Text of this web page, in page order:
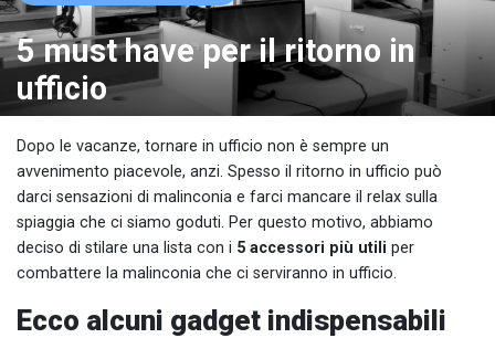
5 must have per il ritorno in
ufficio
Dopo le vacanze, tornare in ufficio non è sempre un
avvenimento piacevole, anzi. Spesso il ritorno in ufficio può
darci sensazioni di malinconia e farci mancare il relax sulla
spiaggia che ci siamo goduti. Per questo motivo, abbiamo
deciso di stilare una lista con i 5 accessori più utili per
combattere la malinconia che ci serviranno in ufficio.
Ecco alcuni gadget indispensabili